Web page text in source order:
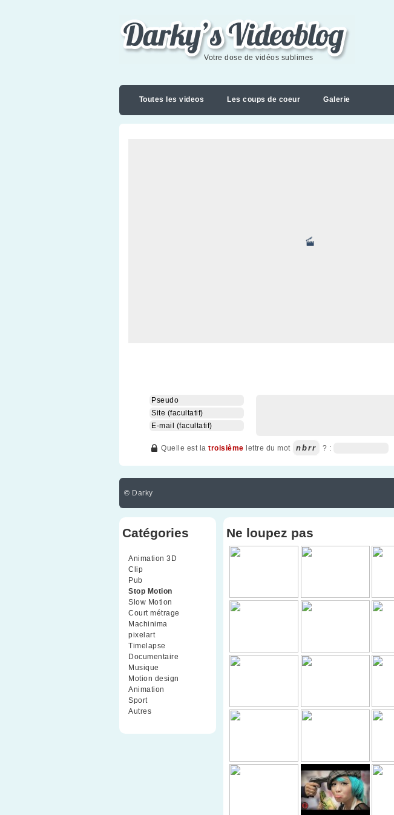
Darky's videoblog
Votre dose de vidéos sublimes
Toutes les videos Les coups de coeur Galerie
Quelle est la troisième lettre du mot nbrr ? :
© Darky
Catégories
Animation 3D
Clip
Pub
Stop Motion
Slow Motion
Court métrage
Machinima
pixelart(10)
Timelapse
Documentaire
Musique
Motion design
Animation
Sport(2)
Autres
Ne loupez pas